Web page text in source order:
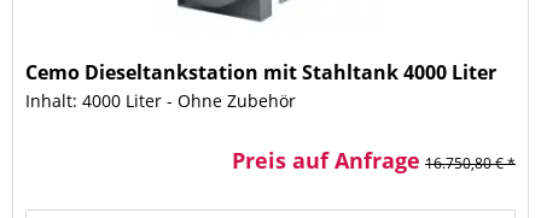
Cemo Dieseltankstation mit Stahltank 4000 Liter
Inhalt: 4000 Liter - Ohne Zubehör
Preis auf Anfrage 16.750,80 € *